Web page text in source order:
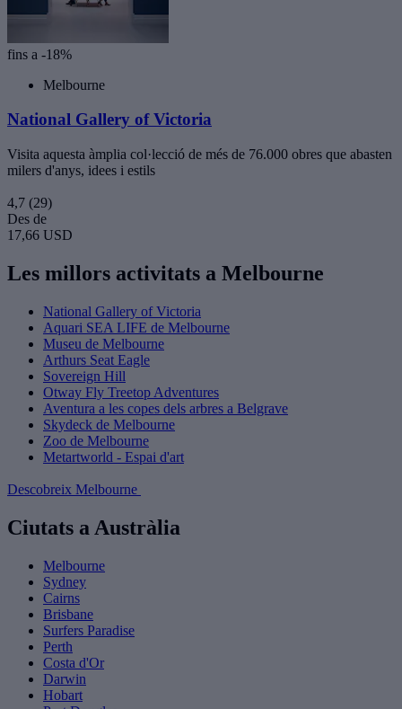
fins a -18%
Melbourne
National Gallery of Victoria
Visita aquesta àmplia col·lecció de més de 76.000 obres que abasten
milers d'anys, idees i estils
4,7 (29)
Des de
17,66 USD
Les millors activitats a Melbourne
National Gallery of Victoria
Aquari SEA LIFE de Melbourne
Museu de Melbourne
Arthurs Seat Eagle
Sovereign Hill
Otway Fly Treetop Adventures
Aventura a les copes dels arbres a Belgrave
Skydeck de Melbourne
Zoo de Melbourne
Metartworld - Espai d'art
Descobreix Melbourne
Ciutats a Austràlia
Melbourne
Sydney
Cairns
Brisbane
Surfers Paradise
Perth
Costa d'Or
Darwin
Hobart